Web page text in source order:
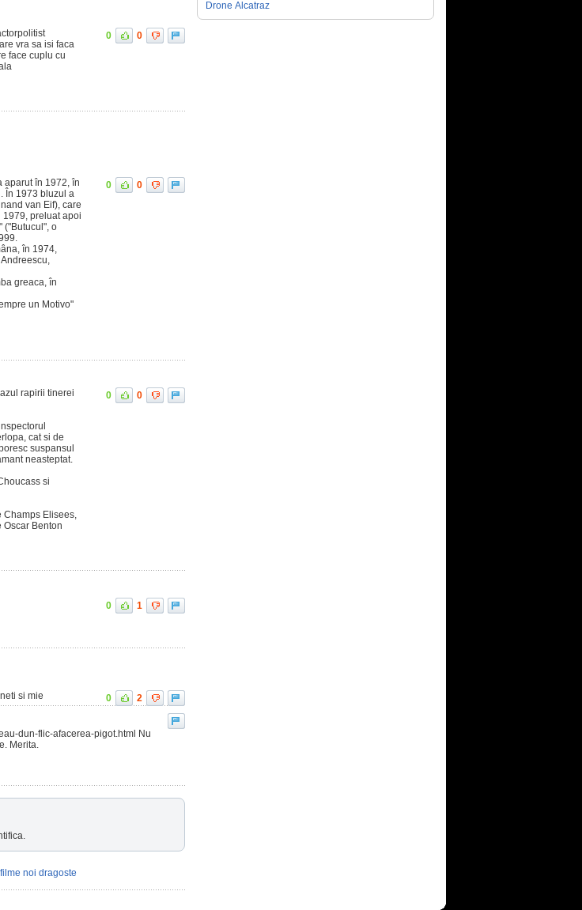
vra sa isi faca
face cuplu cu
0 0
aparut în 1972, în
În 1973 bluzul a
van Eif), care
1979, preluat apoi
("Butucul", o
în 1974,
greaca, în
un Motivo"
0 0
rapirii tinerei
cat si de
suspansul
neasteptat.
si
Champs Elisees,
Benton
0 0
0 1
si mie
0
2
dun-flic-afacerea-pigot.html Nu
Merita.
filme noi dragoste
Drone Alcatraz